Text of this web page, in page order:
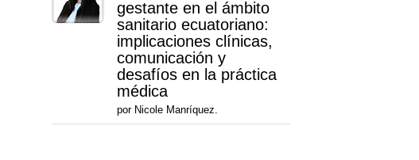
gestante en el ámbito
sanitario ecuatoriano:
implicaciones clínicas,
comunicación y
desafíos en la práctica
médica
por Nicole Manríquez.